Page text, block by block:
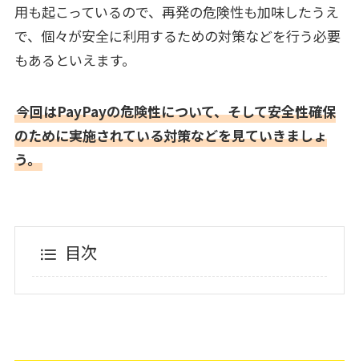
用も起こっているので、再発の危険性も加味したうえ
で、個々が安全に利用するための対策などを行う必要
もあるといえます。
今回はPayPayの危険性について、そして安全性確保
のために実施されている対策などを見ていきましょ
う。
目次